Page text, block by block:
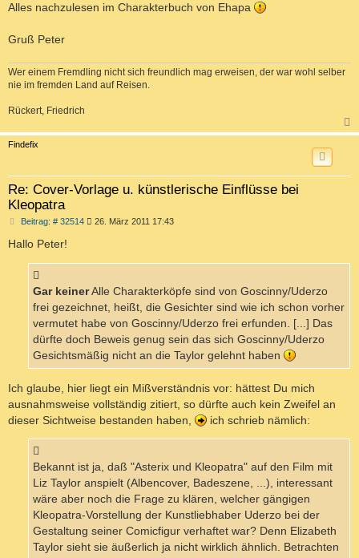
Alles nachzulesen im Charakterbuch von Ehapa
Gruß Peter
Wer einem Fremdling nicht sich freundlich mag erweisen, der war wohl selber
nie im fremden Land auf Reisen.
Rückert, Friedrich
a
Findefix
Re: Cover-Vorlage u. künstlerische Einflüsse bei
Kleopatra
Beitrag: # 32514B
r
26. März 2011 17:43
Hallo Peter!
Gar keinerAlle Charakterköpfe sind von Goscinny/Uderzo
frei gezeichnet, heißt, die Gesichter sind wie ich schon vorher
vermutet habe von Goscinny/Uderzo frei erfunden. [...] Das
dürfte doch Beweis genug sein das sich Goscinny/Uderzo
Gesichtsmäßig nicht an die Taylor gelehnt haben
Ich glaube, hier liegt ein Mißverständnis vor: hättest Du mich
ausnahmsweise vollständig zitiert, so dürfte auch kein Zweifel an
dieser Sichtweise bestanden haben,
ich schrieb nämlich:
Bekannt ist ja, daß "Asterix und Kleopatra" auf den Film mit
Liz Taylor anspielt (Albencover, Badeszene, ...), interessant
wäre aber noch die Frage zu klären, welcher gängigen
Kleopatra-Vorstellung der Kunstliebhaber Uderzo bei der
Gestaltung seiner Comicfigur verhaftet war? Denn Elizabeth
Taylor sieht sie äußerlich ja nicht wirklich ähnlich. Betrachten